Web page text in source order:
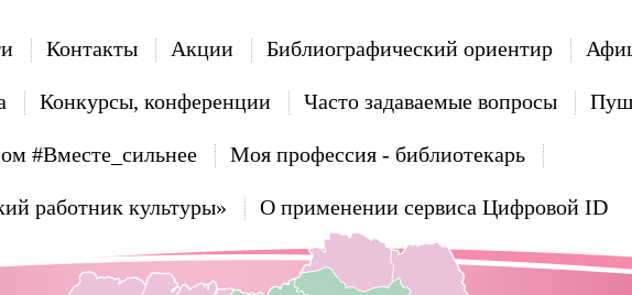
Контакты Акции Библиографический ориентир
Конкурсы, конференции Часто задаваемые вопросы
#Вместе_сильнее Моя профессия - библиотекарь
работник культуры» О применении сервиса Цифровой ID